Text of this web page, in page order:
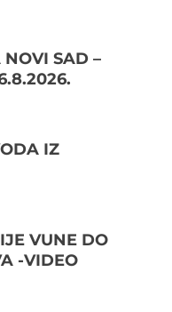
SAD –
IZ
VUNE DO
-VIDEO